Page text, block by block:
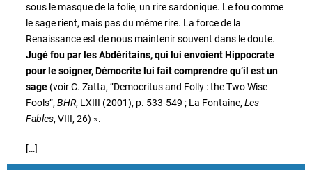
sous le masque de la folie, un rire sardonique. Le fou comme
le sage rient, mais pas du même rire. La force de la
Renaissance est de nous maintenir souvent dans le doute.
Jugé fou par les Abdéritains, qui lui envoient Hippocrate
pour le soigner, Démocrite lui fait comprendre qu’il est un
sage (voir C. Zatta, “Democritus and Folly : the Two Wise
Fools”, BHR, LXIII (2001), p. 533-549 ; La Fontaine, Les
Fables, VIII, 26) ».
[…]